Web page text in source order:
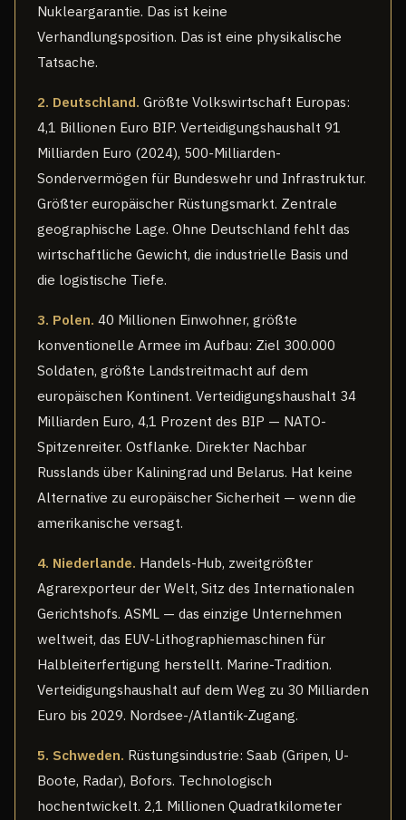
Nukleargarantie. Das ist keine
Verhandlungsposition. Das ist eine physikalische
Tatsache.
2. Deutschland. Größte Volkswirtschaft Europas:
4,1 Billionen Euro BIP. Verteidigungshaushalt 91
Milliarden Euro (2024), 500-Milliarden-
Sondervermögen für Bundeswehr und Infrastruktur.
Größter europäischer Rüstungsmarkt. Zentrale
geographische Lage. Ohne Deutschland fehlt das
wirtschaftliche Gewicht, die industrielle Basis und
die logistische Tiefe.
3. Polen. 40 Millionen Einwohner, größte
konventionelle Armee im Aufbau: Ziel 300.000
Soldaten, größte Landstreitmacht auf dem
europäischen Kontinent. Verteidigungshaushalt 34
Milliarden Euro, 4,1 Prozent des BIP — NATO-
Spitzenreiter. Ostflanke. Direkter Nachbar
Russlands über Kaliningrad und Belarus. Hat keine
Alternative zu europäischer Sicherheit — wenn die
amerikanische versagt.
4. Niederlande. Handels-Hub, zweitgrößter
Agrarexporteur der Welt, Sitz des Internationalen
Gerichtshofs. ASML — das einzige Unternehmen
weltweit, das EUV-Lithographiemaschinen für
Halbleiterfertigung herstellt. Marine-Tradition.
Verteidigungshaushalt auf dem Weg zu 30 Milliarden
Euro bis 2029. Nordsee-/Atlantik-Zugang.
5. Schweden. Rüstungsindustrie: Saab (Gripen, U-
Boote, Radar), Bofors. Technologisch
hochentwickelt. 2,1 Millionen Quadratkilometer